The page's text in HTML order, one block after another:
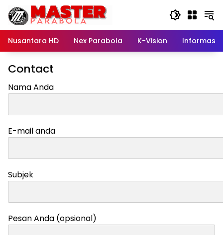
Langsung
konten
Nusantara HD
Nex Parabola K-Vision Informasi
Contact
Nama Anda
E-mail anda
Subjek
Pesan Anda (opsional)